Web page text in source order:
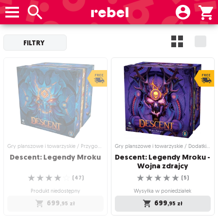
FILTRY
Gry planszowe i towarzyskie / Przygodowe gry planszowe
Descent:LegendyMroku
☆
☆
☆
☆ (47)
Produkt niedostępny
699,95 zł
Gry planszowe i towarzyskie / Dodatki do gier
Descent: Legendy Mroku -
Wojna zdrajcy
☆
☆
☆
☆
☆ (5)
Wysyłka w poniedziałek
699,95 zł